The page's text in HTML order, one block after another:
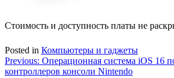
Стоимость и доступность платы не
Posted in Компьютеры и гаджеты
Навигация
Previous: Операционная система iOS 16
контроллеров консоли Nintendo